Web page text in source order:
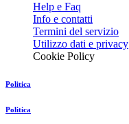
Help e Faq
Info e contatti
Termini del servizio
Utilizzo dati e privacy
Cookie Policy
Politica
Politica